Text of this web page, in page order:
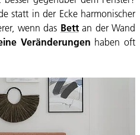
statt in der Ecke harmonischer
wenn das Bettan der Wand
Veränderungen haben oft